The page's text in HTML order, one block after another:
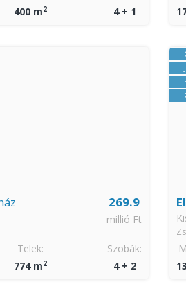
5
641 m2
143.9
millió Ft
Szobák:
4 + 1
Telek:
400 m2